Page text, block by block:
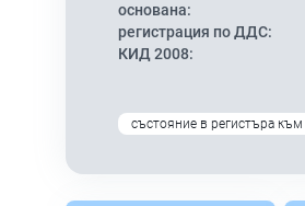
основана:
регистрация по ДДС:
КИД 2008:
състояние в регистъра към